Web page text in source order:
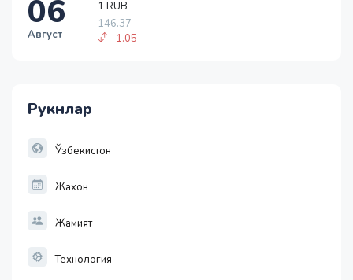
06
Август
-1.05
1 USD
146.37
Рукнлар
Ўзбекистон
Жахон
Жамият
Технология